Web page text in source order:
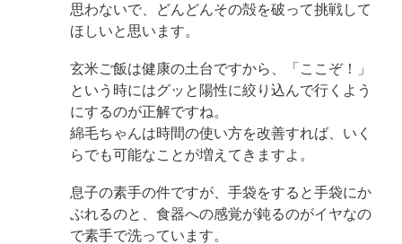
思わないで、どんどんその殻を破って挑戦して
ほしいと思います。
玄米ご飯は健康の土台ですから、「ここぞ！」
という時にはグッと陽性に絞り込んで行くよう
にするのが正解ですね。
綿毛ちゃんは時間の使い方を改善すれば、いく
らでも可能なことが増えてきますよ。
息子の素手の件ですが、手袋をすると手袋にか
ぶれるのと、食器への感覚が鈍るのがイヤなの
で素手で洗っています。